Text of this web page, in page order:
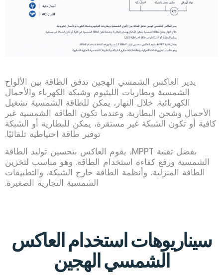
يدير العاكس الشمسي الهجين تدفق الطاقة بين الألواح
الشمسية وبطاريات الليثيوم وشبكة الكهرباء والأحمال
الكهربائية. خلال النهار، يمكن للطاقة الشمسية تشغيل
الأحمال وشحن البطارية. وعندما تكون الطاقة الشمسية غير
كافية أو تكون الشبكة غير مستقرة، يمكن للبطارية أو الشبكة
توفير طاقة احتياطية تلقائيًا.
بفضل تقنية MPPT، يقوم العاكس بتحسين توليد الطاقة
الشمسية ورفع كفاءة استخدام الطاقة. وهو مناسب لتخزين
الطاقة المنزلية، وأنظمة الطاقة خارج الشبكة، والتطبيقات
الشمسية التجارية الصغيرة.
سيناريوهات استخدام العاكس
الشمسي الهجين